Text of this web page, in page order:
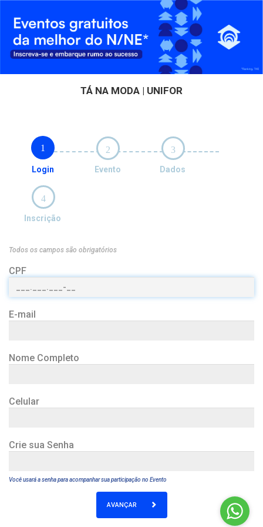
TÁ NA MODA | UNIFOR
1
Login
2
Evento
3
Dados
4
Inscrição
Todos os campos são obrigatórios
CPF
E-mail
Nome Completo
Celular
Crie sua Senha
Você usará a senha para acompanhar sua participação no Evento
AVANÇAR